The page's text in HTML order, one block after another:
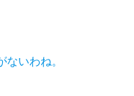
いわね。